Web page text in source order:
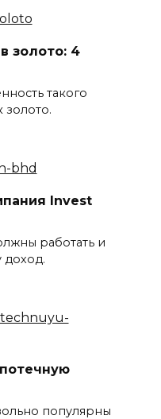
золото: 4
такого
золото.
Invest
работать и
доход.
популярны